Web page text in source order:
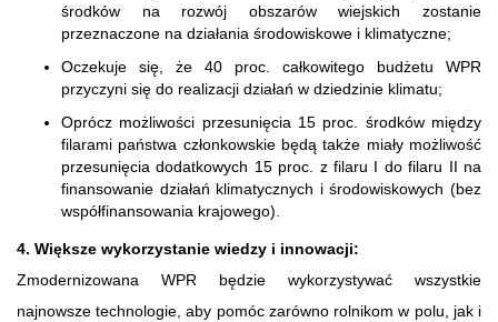
środków na rozwój obszarów wiejskich zostanie
przeznaczone na działania środowiskowe i klimatyczne;
Oczekuje się, że 40 proc. całkowitego budżetu WPR
przyczyni się do realizacji działań w dziedzinie klimatu;
Oprócz możliwości przesunięcia 15 proc. środków między
filarami państwa członkowskie będą także miały możliwość
przesunięcia dodatkowych 15 proc. z filaru I do filaru II na
finansowanie działań klimatycznych i środowiskowych (bez
współfinansowania krajowego).
4. Większe wykorzystanie wiedzy i innowacji:
Zmodernizowana WPR będzie wykorzystywać wszystkie
najnowsze technologie, aby pomóc zarówno rolnikom w polu, jak i